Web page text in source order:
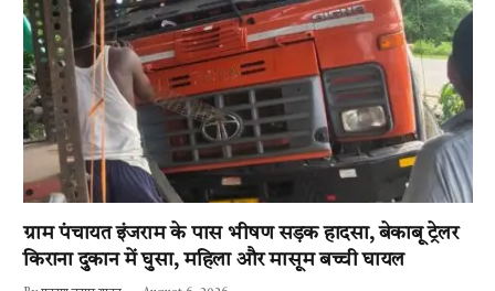
ग्राम पंचायत इंजराम के पास भीषण सड़क हादसा, बेकाबू ट्रेलर
किराना दुकान में घुसा, महिला और मासूम बच्ची घायल